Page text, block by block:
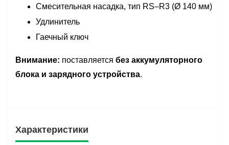
Смесительная насадка, тип RS–R3 (Ø 140 мм)
Удлинитель
Гаечный ключ
Внимание: поставляется без аккумуляторного
блока и зарядного устройства.
Характеристики